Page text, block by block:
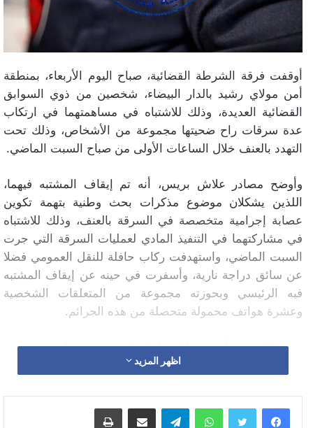
أوقفت فرقة الشرطة القضائية، صباح اليوم الأربعاء، بمنطقة
أمن مولاي رشيد بالدار البيضاء، شخصين من ذوي السوابق
القضائية العديدة، وذلك للاشتباه في مساهمتهما في ارتكاب
عدة سرقات راح ضحيتها مجموعة من الأشخاص، وذلك تحت
التهدد بالعنف خلال الساعات الأولى من صباح السبت الماضي.
وأوضح مصادر علاش بريس، أنه تم إيقاف المشتبه فيهما،
اللذين يشكلان موضوع مذكرات بحث وطنية بتهمة تكوين
عصابة إجرامية متخصصة في السرقة بالعنف، وذلك للاشتباه
في مشاركتهما في التنفيذ المادي لعمليات السرقة التي جرت
السبت الماضي، واستهدفت ركاب حافلة للنقل العمومي فضلا
عن سائق دراجة نارية، وأسفرت في حينه عن إيقاف المشتبه
فيه الرئيسي وبحوزته مجموعة من المتعلقات الشخصية
وعشرة هواتف محمولة متحصلة من هذه الجرائم.
وذكر المصدر أنه تم الاحتفاظ بالمشتبه فيهما تحت تدبير
الحراسة النظرية رهن إشارة البحث الذي تشرف عليه النيابة
العدالة بعد انتهاء فترة الحراسة النظرية.
اظهر المزيد
واتساب تيلقرام مشاركة عبر البريد طباعة